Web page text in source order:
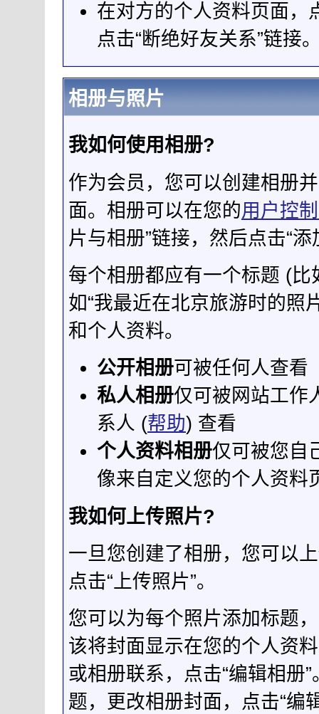
在对方的个人资料页面，
点击“断绝好友关系”链接
相册与照片
我如何使用相册?
作为会员，您可以创建相册
面。相册可以在您的用户控
片与相册”链接，然后点击“添
每个相册都应有一个标题 (比
如“我最近在北京旅游时的照
和个人资料。
公开相册可被任何人查看
私人相册仅可被网站工作
系人 (帮助) 查看
个人资料相册仅可被您自
像来自定义您的个人资料
我如何上传照片?
一旦您创建了相册，您可以
点击“上传照片”。
您可以为每个照片添加标题
该将封面显示在您的个人资
或相册联系，点击“编辑相册
题，更改相册封面，点击“编